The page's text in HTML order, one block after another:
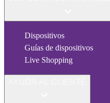
Dispositivos
Guías de dispositivos
Live Shopping